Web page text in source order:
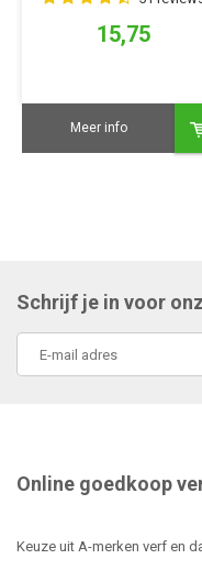
15,75
Meer info
Schrijf je in voor
Online goedkoop
Keuze uit A-merken verf en